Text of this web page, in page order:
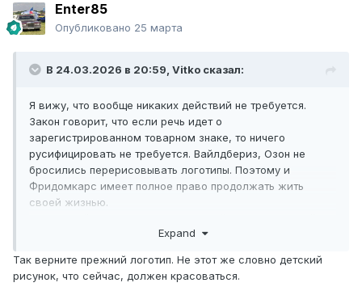
Enter85
Опубликовано 25 марта
В 24.03.2026 в 20:59, Vitko сказал:
Я вижу, что вообще никаких действий не требуется.
Закон говорит, что если речь идет о
зарегистрированном товарном знаке, то ничего
русифицировать не требуется. Вайлдбериз, Озон не
бросились перерисовывать логотипы. Поэтому и
Фридомкарс имеет полное право продолжать жить
своей жизнью.
Expand
Так верните прежний логотип. Не этот же словно детский
рисунок, что сейчас, должен красоваться.